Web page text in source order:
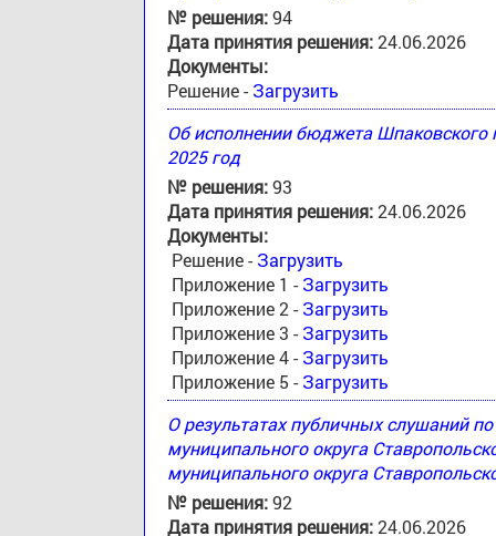
№ решения:94
Дата принятия решения:24.06.2026
Документы:
Решение - Загрузить
Об исполнении бюджета Шпаковского
2025 год
№ решения:93
Дата принятия решения:24.06.2026
Документы:
Решение - Загрузить
Приложение 1 - Загрузить
Приложение 2 - Загрузить
Приложение 3 - Загрузить
Приложение 4 - Загрузить
Приложение 5 - Загрузить
О результатах публичных слушаний
муниципального округа
муниципального округа
№ решения:92
Дата принятия решения:24.06.2026